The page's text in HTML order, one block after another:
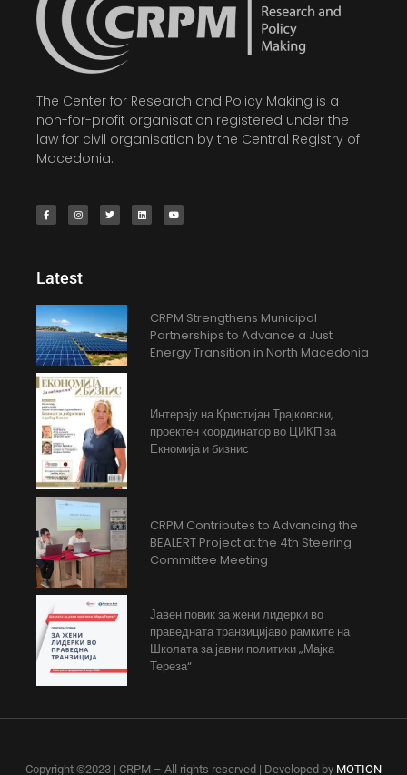
The Center for Research and Policy Making is a
non-for-profit organisation registered under the
law for civil organisation by the Central Registry of
Macedonia.
Latest
CRPM Strengthens Municipal
Partnerships to Advance a Just
Energy Transition in North Macedonia
Интервју на Кристијан Трајковски,
проектен координатор во ЦИКП за
Екномија и бизнис
CRPM Contributes to Advancing the
BEALERT Project at the 4th Steering
Committee Meeting
Јавен повик за жени лидерки во
праведната транзицијаво рамките на
Школата за јавни политики „Мајка
Тереза“
Copyright ©2023 | CRPM – All rights reserved | Developed by MOTION